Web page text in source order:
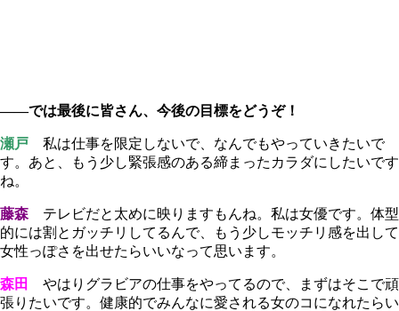
――では最後に皆さん、今後の目標をどうぞ！
瀬戸 私は仕事を限定しないで、なんでもやっていきたいで
す。あと、もう少し緊張感のある締まったカラダにしたいです
ね。
藤森 テレビだと太めに映りますもんね。私は女優です。体型
的には割とガッチリしてるんで、もう少しモッチリ感を出して
女性っぽさを出せたらいいなって思います。
森田
やはりグラビアの仕事をやってるので、まずはそこで頑
張りたいです。健康的でみんなに愛される女のコになれたらい